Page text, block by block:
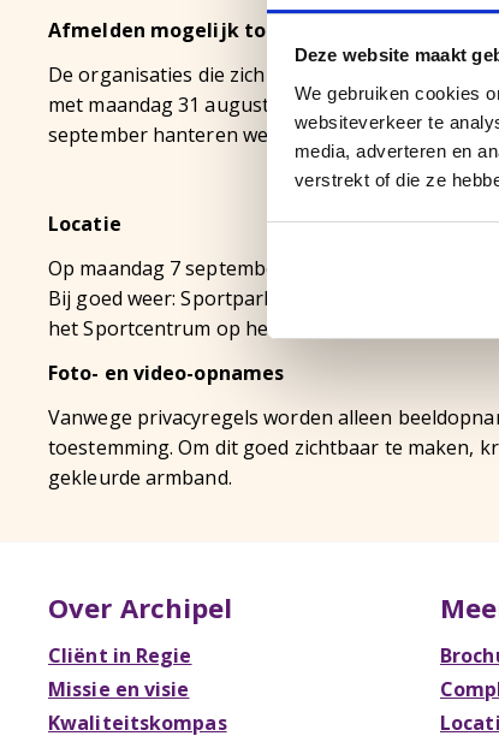
Deze website maakt
We gebruiken cookies
websiteverkeer te
media, adverteren en
verstrekt of die ze
Afmelden mogelijk tot en met 31 augustus
De organisaties die zich hebben aangemeld
met maandag 31 augustus is het mogelijk om
september hanteren we een no show-tarief.
Locatie
Op maandag 7 september ontvangen jullie
Bij goed weer: Sportpark Wilhelmina Boys in
het Sportcentrum op het terrein van de TU
Foto- en video-opnames
Vanwege privacyregels worden alleen
toestemming. Om dit goed zichtbaar te maken,
gekleurde armband.
Over Archipel
Cliënt in Regie
Missie en visie
Kwaliteitskompas